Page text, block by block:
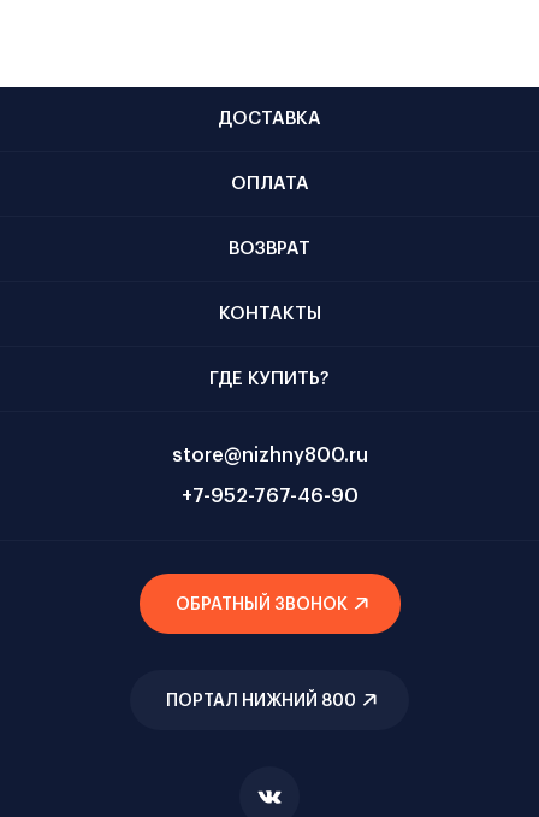
ДОСТАВКА
ОПЛАТА
ВОЗВРАТ
КОНТАКТЫ
ГДЕ КУПИТЬ?
store@nizhny800.ru
+7-952-767-46-90
ОБРАТНЫЙ ЗВОНОК
ПОРТАЛ НИЖНИЙ 800